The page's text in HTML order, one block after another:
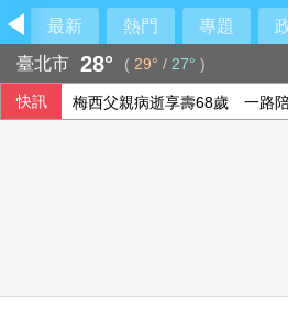
最新 熱門 專題
臺北市 28° ( 29° / 27° )
快訊 梅西父親病逝享壽68歲 一路